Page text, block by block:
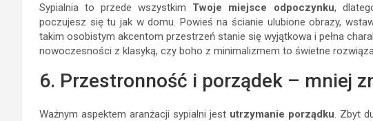
Sypialnia to przede wszystkim Twoje miejsce odpoczynku,
poczujesz się tu jak w domu. Powieś na ścianie ulubione obrazy,
takim osobistym akcentom przestrzeń stanie się wyjątkowa i pełna
nowoczesności z klasyką, czy boho z minimalizmem to świetne
6. Przestronność i porządek – mniej
Ważnym aspektem aranżacji sypialni jest utrzymanie porządku. Zbyt